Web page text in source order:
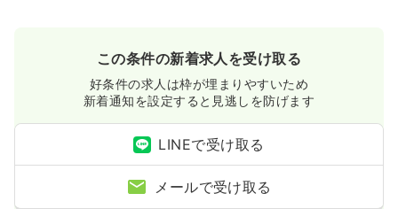
この条件の新着求人を受け取る
好条件の求人は枠が埋まりやすいため
新着通知を設定すると見逃しを防げます
LINEで受け取る
メールで受け取る